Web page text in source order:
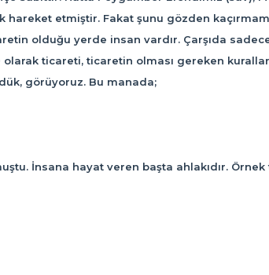
hareket etmiştir. Fakat şunu gözden
olduğu yerde insan vardır. Çarşıda
ticareti, ticaretin olması gereken
görüyoruz. Bu manada;
İnsana hayat veren başta ahlakıdır.